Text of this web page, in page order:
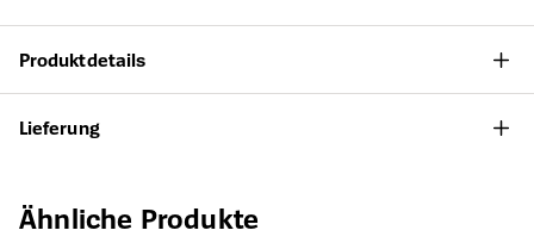
Produktdetails
Lieferung
Produktgalerie überspringen
Ähnliche Produkte